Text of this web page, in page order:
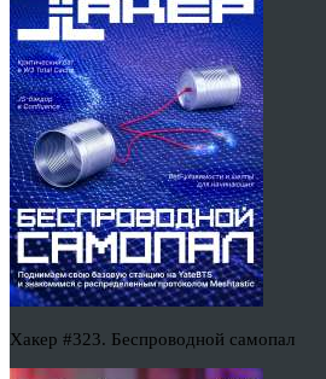
Хакер #323. Беспроводной самопал